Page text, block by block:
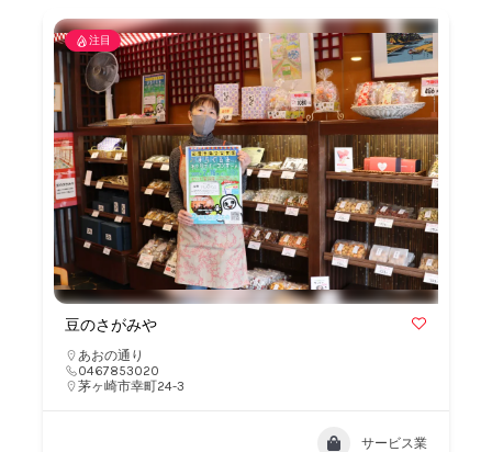
注目
豆のさがみや
あおの通り
0467853020
茅ヶ崎市幸町24-3
サービス業